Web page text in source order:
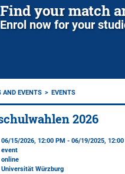
Find your match
Enrol now for your
AND EVENTS EVENTS
2026
06/15/2026, 12:00 PM - 06/19/2025, 12:00
event
online
Universität Würzburg